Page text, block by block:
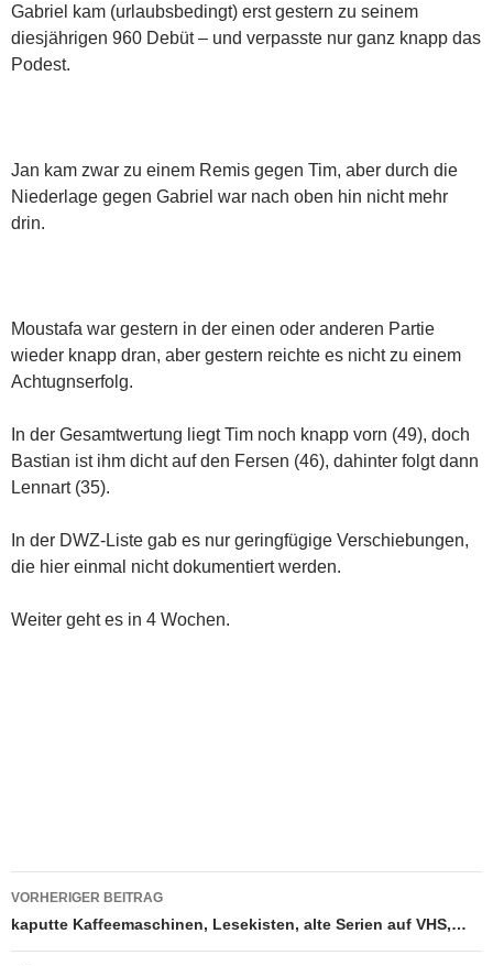
Gabriel kam (urlaubsbedingt) erst gestern zu seinem
diesjährigen 960 Debüt – und verpasste nur ganz knapp das
Podest.
Jan kam zwar zu einem Remis gegen Tim, aber durch die
Niederlage gegen Gabriel war nach oben hin nicht mehr
drin.
Moustafa war gestern in der einen oder anderen Partie
wieder knapp dran, aber gestern reichte es nicht zu einem
Achtugnserfolg.
In der Gesamtwertung liegt Tim noch knapp vorn (49), doch
Bastian ist ihm dicht auf den Fersen (46), dahinter folgt dann
Lennart (35).
In der DWZ-Liste gab es nur geringfügige Verschiebungen,
die hier einmal nicht dokumentiert werden.
Weiter geht es in 4 Wochen.
Beitragsnavigation
VORHERIGER BEITRAG
kaputte Kaffeemaschinen, Lesekisten, alte Serien auf VHS,…